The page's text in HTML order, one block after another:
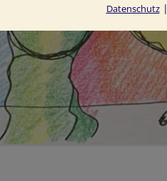
Datenschutz|